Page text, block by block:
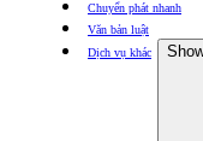
Chuyển phát nhanh
Văn bản luật
Dịch vụ khác